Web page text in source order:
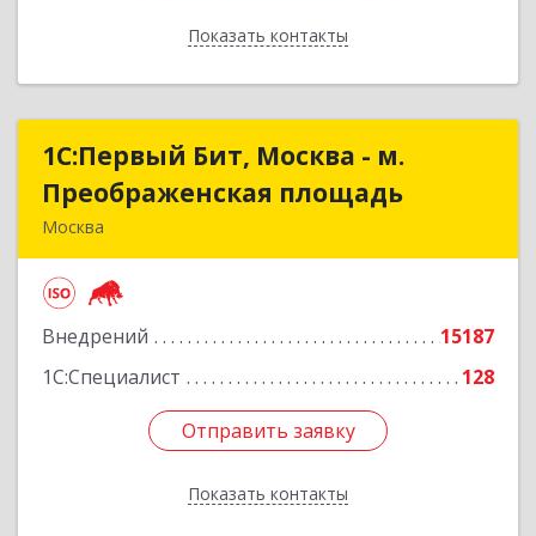
Показать контакты
Назад
1С:Первый Бит, Москва - м.
Преображенская площадь
Москва
Внедрений
15187
1С:Специалист
128
Отправить заявку
Показать контакты
1С:Первый Бит, Москва - м.
Преображенская площадь
Подробнее
Отправить заявку
Назад